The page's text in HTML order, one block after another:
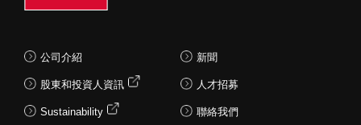
公司介紹
股東和投資人資訊
Sustainability
新聞
人才招募
聯絡我們